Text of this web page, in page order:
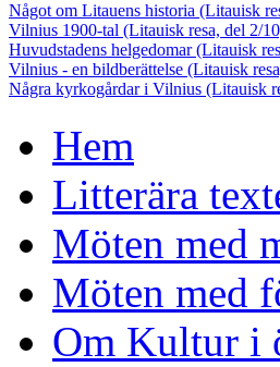
Något om Litauens historia (Litauisk
Vilnius 1900-tal (Litauisk resa, del 2/
Huvudstadens helgedomar (Litauisk
Vilnius - en bildberättelse (Litauisk
Några kyrkogårdar i Vilnius (Litauisk
Hem
Litterära
Möten med
Möten med
Om Kultur i